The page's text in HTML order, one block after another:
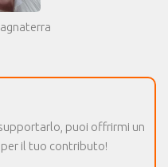
puoi offrirmi un
il tuo contributo!